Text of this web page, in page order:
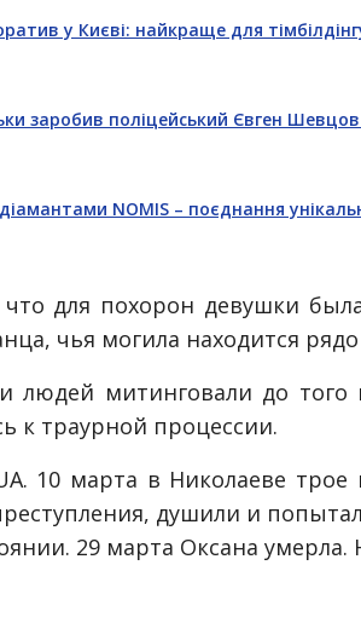
у Києві: найкраще для
заробив поліцейський Євген
NOMIS – поєднання
для похорон девушки
чья могила находится
людей митинговали до
к траурной процессии.
10 марта в Николаеве
душили и
29 марта Оксана